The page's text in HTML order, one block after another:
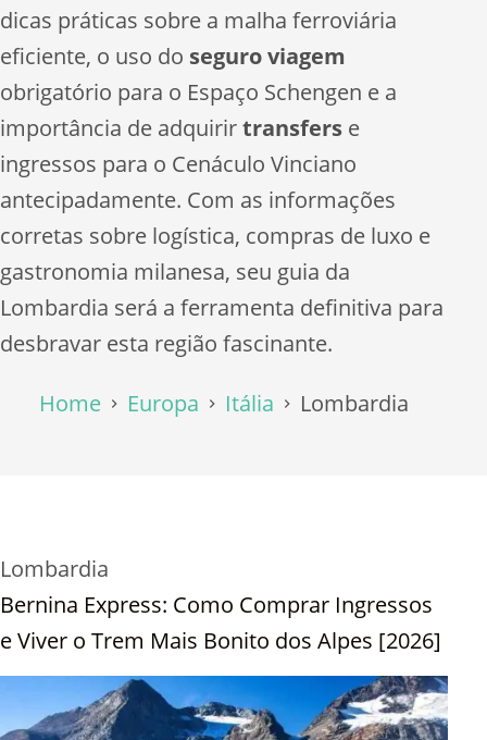
dicas práticas sobre a malha ferroviária
eficiente, o uso do seguro viagem
obrigatório para o Espaço Schengen e a
importância de adquirirtransfers e
ingressos para o Cenáculo Vinciano
antecipadamente. Com as informações
corretas sobre logística, compras de luxo e
gastronomia milanesa, seu guia da
Lombardia será a ferramenta definitiva para
desbravar esta região fascinante.
Home Europa Itália Lombardia
Lombardia
Bernina Express: Como Comprar Ingressos
e Viver o Trem Mais Bonito dos Alpes [2026]